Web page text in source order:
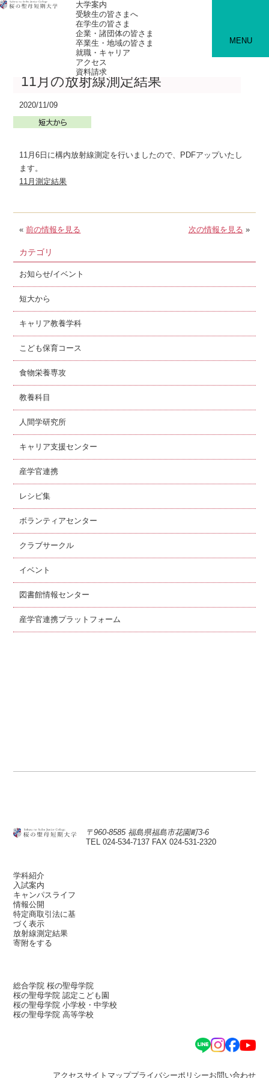
大学案内
受験生の皆さまへ
在学生の皆さま
企業・諸団体の皆さま
卒業生・地域の皆さま
就職・キャリア
アクセス
資料請求
MENU
11月の放射線測定結果
2020/11/09
11月6日に構内放射線測定を行いましたので、PDFアップいたし
ます。
11月測定結果
«前の情報を見る 次の情報を見る »
カテゴリ
お知らせ/イベント
短大から
キャリア教養学科
こども保育コース
食物栄養専攻
教養科目
人間学研究所
キャリア支援センター
産学官連携
レシピ集
ボランティアセンター
クラブサークル
イベント
図書館情報センター
産学官連携プラットフォーム
〒960-8585 福島県福島市花園町3-6
TEL 024-534-7137 FAX 024-531-2320
学科紹介
入試案内
キャンパスライフ
情報公開
特定商取引法に基
づく表示
放射線測定結果
寄附をする
総合学院 桜の聖母学院
桜の聖母学院 認定こども園
桜の聖母学院 小学校・中学校
桜の聖母学院 高等学校
アクセスサイトマッププライバシーポリシーお問い合わせ